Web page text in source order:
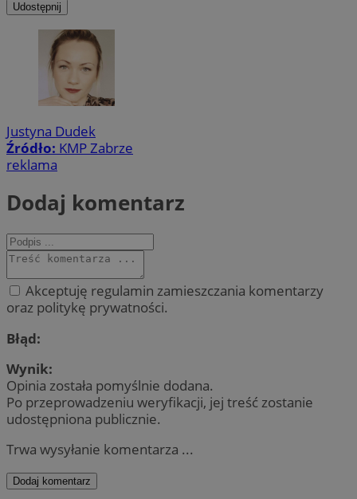
Udostępnij
Justyna Dudek
Źródło: KMP Zabrze
reklama
Dodaj komentarz
Akceptuję regulamin zamieszczania komentarzy
oraz politykę prywatności.
Błąd:
Wynik:
Opinia została pomyślnie dodana.
Po przeprowadzeniu weryfikacji, jej treść zostanie
udostępniona publicznie.
Trwa wysyłanie komentarza ...
Dodaj komentarz